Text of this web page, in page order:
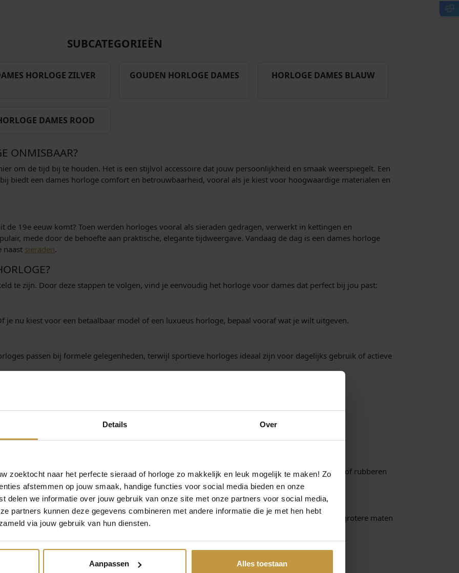
Details Over
zoektocht naar het perfecte sieraad of horloge zo makkelijk en leuk mogelijk te maken! Zo
afstemmen op jouw smaak, handige functies voor social media bieden en onze
delen we informatie over jouw gebruik van onze site met onze partners voor social media,
partners kunnen deze gegevens combineren met andere informatie die je met hen hebt
via jouw gebruik van hun diensten.
Aanpassen Alles toestaan
SUBCATEGORIEËN
HORLOGE ZILVER GOUDEN HORLOGE DAMES HORLOGE DAMES BLAUW
DAMES ROOD
ONMISBAAR?
om de tijd bij te houden. Het is een stijlvol accessoire dat jouw persoonlijkheid en smaak weerspiegelt. Een
biedt een dames horloge comfort en betrouwbaarheid, vooral als je kiest voor hoogwaardige materialen en
19e eeuw komt? Toen werden horloges vooral als sieraden gedragen, verwerkt in kettingen en
mede door de behoefte aan praktische, elegante tijdweergave. Vandaag de dag is een dames horloge
naast sieraden.
te zijn. Door deze stappen te volgen, vind je eenvoudig het horloge voor dames dat perfect bij jou past:
je nu kiest voor een betaalbaar model of een luxueus horloge, bepaal vooraf wat je wilt uitgeven.
passen bij formele gelegenheden, terwijl sportieve horloges ideaal zijn voor dagelijks gebruik of actieve
onderhoudsvriendelijk.
pols, perfect voor liefhebbers van ambacht.
maar straalt vakmanschap uit.
afwerkingen of zelfs titanium voor extra duurzaamheid.
terwijl metalen banden duurzaam en stijlvol zijn. Voor een sportieve look zijn siliconen of rubberen
de grootte van je pols. Een kastdiameter tussen de 30-35 mm geeft een subtiele look, terwijl grotere maten
datumweergave, stopwatchfuncties of zelfs waterbestendigheid.